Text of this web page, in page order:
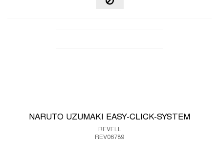
NARUTO UZUMAKI EASY-CLICK-SYSTEM
REVELL
REV06789